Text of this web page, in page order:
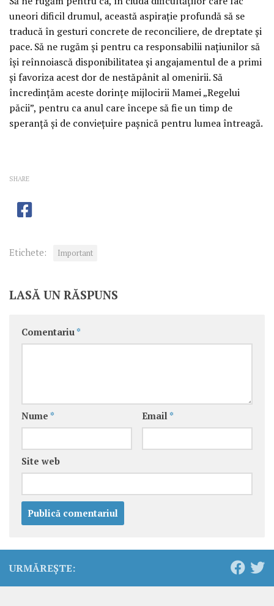
uneori dificil drumul, această aspiraţie profundă să se
traducă în gesturi concrete de reconciliere, de dreptate şi
pace. Să ne rugăm şi pentru ca responsabilii naţiunilor să
îşi reînnoiască disponibilitatea şi angajamentul de a primi
şi favoriza acest dor de nestăpânit al omenirii. Să
încredinţăm aceste dorinţe mijlocirii Mamei „Regelui
păcii”, pentru ca anul care începe să fie un timp de
speranţă şi de convieţuire paşnică pentru lumea întreagă.
SHARE
Etichete: Important
LASĂ UN RĂSPUNS
Comentariu *
Nume * Email *
Site web
URMĂREȘTE: